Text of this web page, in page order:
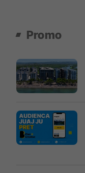
Promo